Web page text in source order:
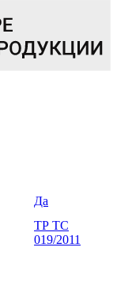
Да
ТР ТС
019/2011